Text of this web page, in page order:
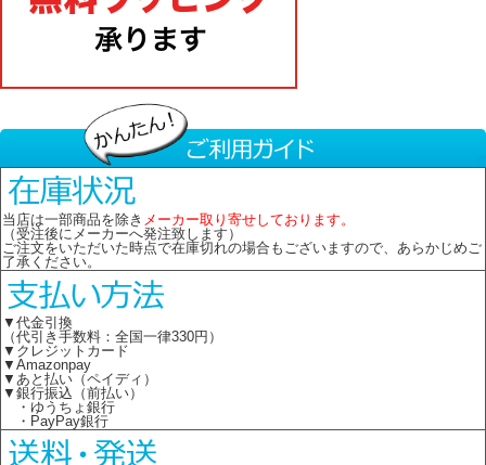
当店は一部商品を除き メーカー取り寄せしております。
（受注後にメーカーへ発注致します）
ご注文をいただいた時点で在庫切れの場合もございますので、あらかじめご
了承ください。
▼代金引換
（代引き手数料：全国一律330円）
▼クレジットカード
▼Amazonpay
▼あと払い（ペイディ）
▼銀行振込（前払い）
・ゆうちょ銀行
・PayPay銀行